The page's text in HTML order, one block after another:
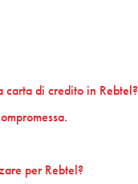
carta di credito in Rebtel?
per Rebtel?